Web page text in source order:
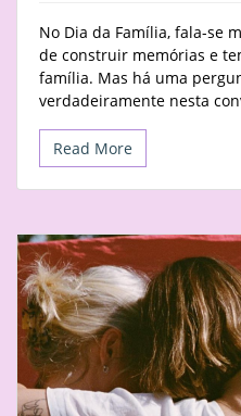
No Dia da Família, fala-se
de construir memórias e
família. Mas há uma
verdadeiramente nesta
Read More